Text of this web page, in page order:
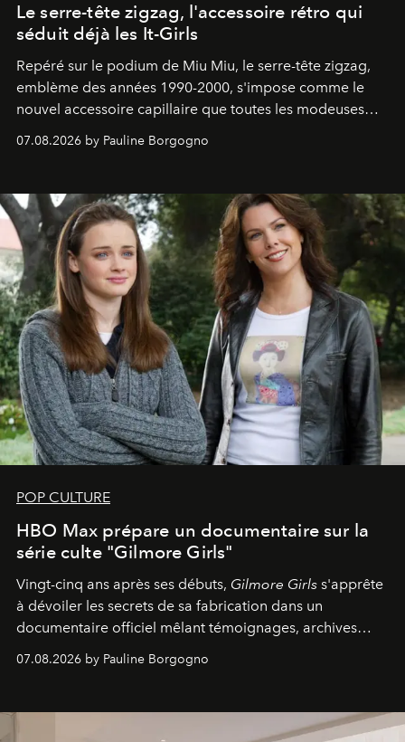
Le serre-tête zigzag, l'accessoire rétro qui
séduit déjà les It-Girls
Repéré sur le podium de Miu Miu, le serre-tête zigzag,
emblème des années 1990-2000, s'impose comme le
nouvel accessoire capillaire que toutes les modeuses
s'arrachent déjà.
07.08.2026 by Pauline Borgogno
POP CULTURE
HBO Max prépare un documentaire sur la
série culte "Gilmore Girls"
Vingt-cinq ans après ses débuts, Gilmore Girls s'apprête
à dévoiler les secrets de sa fabrication dans un
documentaire officiel mêlant témoignages, archives
inédites et plongée dans les coulisses d'un phénomène
générationnel.
07.08.2026 by Pauline Borgogno